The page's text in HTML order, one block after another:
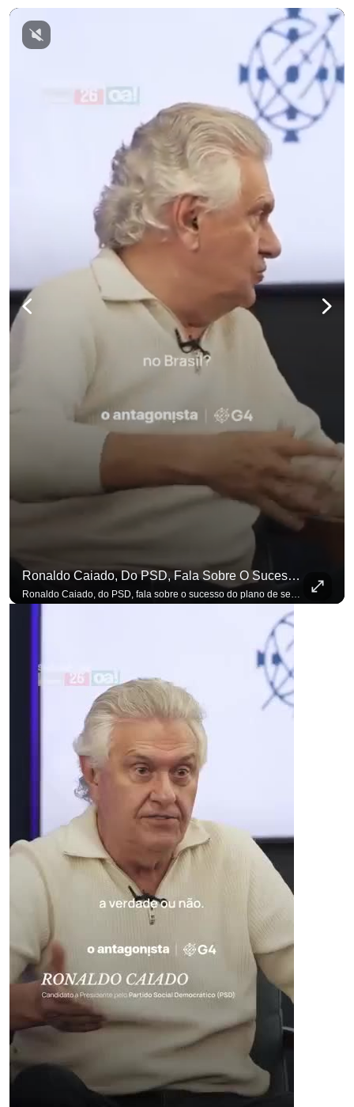
Ronaldo Caiado, Do PSD, Fala Sobre O Sucesso Do Plano De Segurança Pública
Ronaldo Caiado, do PSD, fala sobre o sucesso do plano de segurança pública como governador de Goiás, sendo um incentivo aos empreendedores locais. Se você busca informação com credibilidade, inscreva-se agora e ative o
para não perder nenhuma